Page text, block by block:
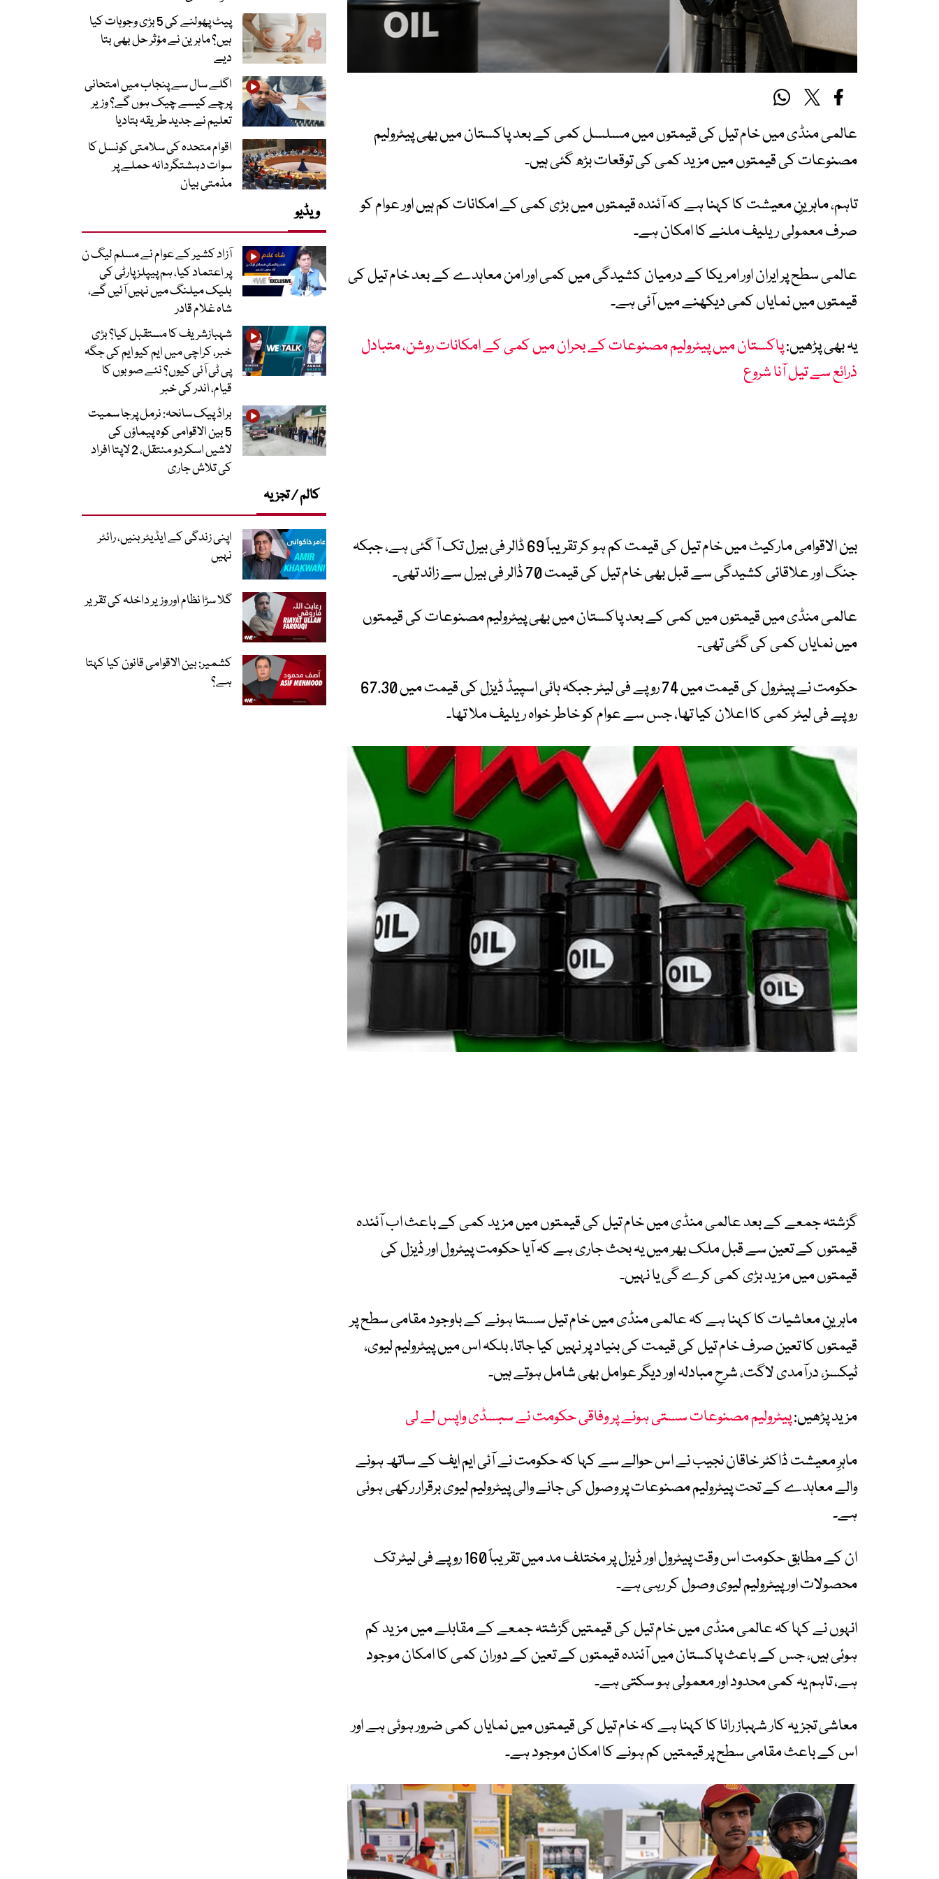
عالمی منڈی میں خام تیل کی قیمتوں میں مسلسل کمی کے بعد پاکستان میں بھی پیٹرولیم
مصنوعات کی قیمتوں میں مزید کمی کی توقعات بڑھ گئی ہیں۔
تاہم، ماہرینِ معیشت کا کہنا ہے کہ آئندہ قیمتوں میں بڑی کمی کے امکانات کم ہیں اور عوام کو
صرف معمولی ریلیف ملنے کا امکان ہے۔
عالمی سطح پر ایران اور امریکا کے درمیان کشیدگی میں کمی اور امن معاہدے کے بعد خام تیل کی
قیمتوں میں نمایاں کمی دیکھنے میں آئی ہے۔
یہ بھی پڑھیں:پاکستان میں پیٹرولیم مصنوعات کے بحران میں کمی کے امکانات روشن، متبادل
ذرائع سے تیل آنا شروع
بین الاقوامی مارکیٹ میں خام تیل کی قیمت کم ہو کر تقریباً 69 ڈالر فی بیرل تک آ گئی ہے، جبکہ
جنگ اور علاقائی کشیدگی سے قبل بھی خام تیل کی قیمت 70 ڈالر فی بیرل سے زائد تھی۔
عالمی منڈی میں قیمتوں میں کمی کے بعد پاکستان میں بھی پیٹرولیم مصنوعات کی قیمتوں
میں نمایاں کمی کی گئی تھی۔
حکومت نے پیٹرول کی قیمت میں 74 روپے فی لیٹر جبکہ ہائی اسپیڈ ڈیزل کی قیمت میں 67.30
روپے فی لیٹر کمی کا اعلان کیا تھا، جس سے عوام کو خاطر خواہ ریلیف ملا تھا۔
گزشتہ جمعے کے بعد عالمی منڈی میں خام تیل کی قیمتوں میں مزید کمی کے باعث اب آئندہ
قیمتوں کے تعین سے قبل ملک بھر میں یہ بحث جاری ہے کہ آیا حکومت پیٹرول اور ڈیزل کی
قیمتوں میں مزید بڑی کمی کرے گی یا نہیں۔
ماہرینِ معاشیات کا کہنا ہے کہ عالمی منڈی میں خام تیل سستا ہونے کے باوجود مقامی سطح پر
قیمتوں کا تعین صرف خام تیل کی قیمت کی بنیاد پر نہیں کیا جاتا، بلکہ اس میں پیٹرولیم لیوی،
ٹیکسز، درآمدی لاگت، شرحِ مبادلہ اور دیگر عوامل بھی شامل ہوتے ہیں۔
مزید پڑھیں:پیٹرولیم مصنوعات سستی ہونے پر وفاقی حکومت نے سبسڈی واپس لے لی
ماہرِ معیشت ڈاکٹر خاقان نجیب نے اس حوالے سے کہا کہ حکومت نے آئی ایم ایف کے ساتھ ہونے
والے معاہدے کے تحت پیٹرولیم مصنوعات پر وصول کی جانے والی پیٹرولیم لیوی برقرار رکھی ہوئی
ہے۔
ان کے مطابق حکومت اس وقت پیٹرول اور ڈیزل پر مختلف مد میں تقریباً 160 روپے فی لیٹر تک
محصولات اور پیٹرولیم لیوی وصول کر رہی ہے۔
انہوں نے کہا کہ عالمی منڈی میں خام تیل کی قیمتیں گزشتہ جمعے کے مقابلے میں مزید کم
ہوئی ہیں، جس کے باعث پاکستان میں آئندہ قیمتوں کے تعین کے دوران کمی کا امکان موجود
ہے، تاہم یہ کمی محدود اور معمولی ہو سکتی ہے۔
معاشی تجزیہ کار شہباز رانا کا کہنا ہے کہ خام تیل کی قیمتوں میں نمایاں کمی ضرور ہوئی ہے اور
اس کے باعث مقامی سطح پر قیمتیں کم ہونے کا امکان موجود ہے۔
پیٹ پھولنے کی 5 بڑی وجوہات کیا
ہیں؟ ماہرین نے مؤثر حل بھی بتا
دیے
اگلے سال سے پنجاب میں امتحانی
پرچے کیسے چیک ہوں گے؟ وزیر
تعلیم نے جدید طریقہ بتادیا
اقوام متحدہ کی سلامتی کونسل کا
سوات دہشتگردانہ حملے پر
مذمتی بیان
ویڈیو
آزاد کشیر کے عوام نے مسلم لیگ ن
پر اعتماد کیا، ہم پیپلز پارٹی کی
بلیک میلنگ میں نہیں آئیں گے،
شاہ غلام قادر
شہبازشریف کا مستقبل کیا؟ بڑی
خبر، کراچی میں ایم کیو ایم کی جگہ
پی ٹی آئی کیوں؟ نئے صوبوں کا
قیام، اندر کی خبر
براڈ پیک سانحہ: نرمل پرجا سمیت
5 بین الاقوامی کوہ پیماؤں کی
لاشیں اسکردو منتقل، 2 لاپتا افراد
کی تلاش جاری
کالم / تجزیہ
اپنی زندگی کے ایڈیٹر بنیں، رائٹر
نہیں
گلا سڑا نظام اور وزیر داخلہ کی تقریر
کشمیر: بین الاقوامی قانون کیا کہتا
ہے؟